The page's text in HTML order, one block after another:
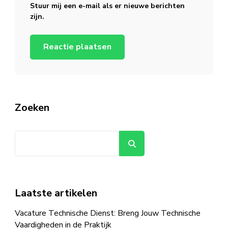
Stuur mij een e-mail als er nieuwe berichten
zijn.
Zoeken
Laatste artikelen
Vacature Technische Dienst: Breng Jouw Technische
Vaardigheden in de Praktijk